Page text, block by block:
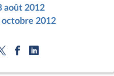
août 2012
octobre 2012